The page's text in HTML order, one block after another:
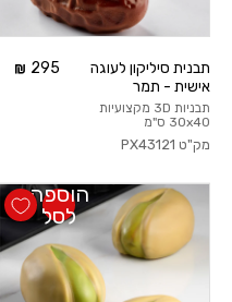
תבנית סיליקון לעוגה
אישית - תמר
תבניות 3D מקצועיות
30x40 ס"מ
מק"ט PX43121
295
הוספה
לסל